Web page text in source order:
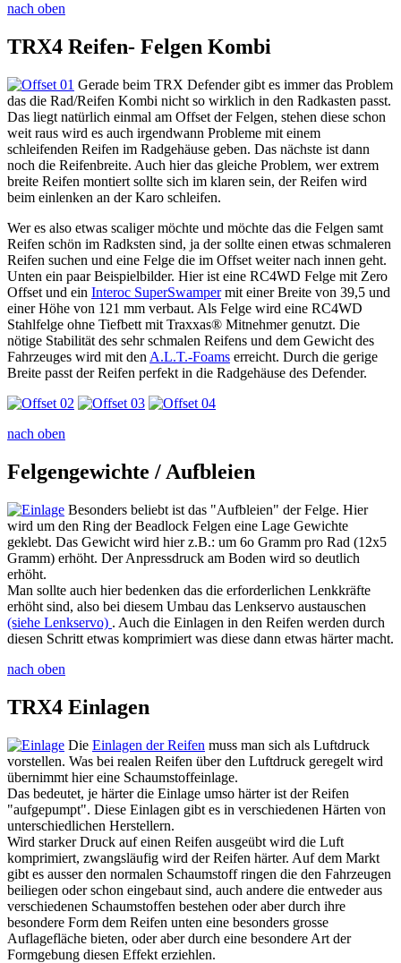
nach oben
TRX4 Reifen- Felgen Kombi
Gerade beim TRX Defender gibt es immer das Problem
das die Rad/Reifen Kombi nicht so wirklich in den Radkasten passt.
Das liegt natürlich einmal am Offset der Felgen, stehen diese schon
weit raus wird es auch irgendwann Probleme mit einem
schleifenden Reifen im Radgehäuse geben. Das nächste ist dann
noch die Reifenbreite. Auch hier das gleiche Problem, wer extrem
breite Reifen montiert sollte sich im klaren sein, der Reifen wird
beim einlenken an der Karo schleifen.
Wer es also etwas scaliger möchte und möchte das die Felgen samt
Reifen schön im Radksten sind, ja der sollte einen etwas schmaleren
Reifen suchen und eine Felge die im Offset weiter nach innen geht.
Unten ein paar Beispielbilder. Hier ist eine RC4WD Felge mit Zero
Offset und ein Interoc SuperSwampermit einer Breite von 39,5 und
einer Höhe von 121 mm verbaut. Als Felge wird eine RC4WD
Stahlfelge ohne Tiefbett mit Traxxas® Mitnehmer genutzt. Die
nötige Stabilität des sehr schmalen Reifens und dem Gewicht des
Fahrzeuges wird mit den A.L.T.-Foams erreicht. Durch die gerige
Breite passt der Reifen perfekt in die Radgehäuse des Defender.
nach oben
Felgengewichte / Aufbleien
Besonders beliebt ist das "Aufbleien" der Felge. Hier
wird um den Ring der Beadlock Felgen eine Lage Gewichte
geklebt. Das Gewicht wird hier z.B.: um 6o Gramm pro Rad (12x5
Gramm) erhöht. Der Anpressdruck am Boden wird so deutlich
erhöht.
Man sollte auch hier bedenken das die erforderlichen Lenkkräfte
erhöht sind, also bei diesem Umbau das Lenkservo austauschen
(siehe Lenkservo) . Auch die Einlagen in den Reifen werden durch
diesen Schritt etwas komprimiert was diese dann etwas härter macht.
nach oben
TRX4 Einlagen
Die Einlagen der Reifen muss man sich als Luftdruck
vorstellen. Was bei realen Reifen über den Luftdruck geregelt wird
übernimmt hier eine Schaumstoffeinlage.
Das bedeutet, je härter die Einlage umso härter ist der Reifen
"aufgepumpt". Diese Einlagen gibt es in verschiedenen Härten von
unterschiedlichen Herstellern.
Wird starker Druck auf einen Reifen ausgeübt wird die Luft
komprimiert, zwangsläufig wird der Reifen härter. Auf dem Markt
gibt es ausser den normalen Schaumstoff ringen die den Fahrzeugen
beiliegen oder schon eingebaut sind, auch andere die entweder aus
verschiedenen Schaumstoffen bestehen oder aber durch ihre
besondere Form dem Reifen unten eine besonders grosse
Auflagefläche bieten, oder aber durch eine besondere Art der
Formgebung diesen Effekt erziehlen.